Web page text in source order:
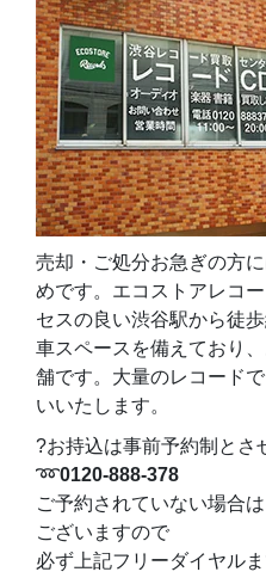
売却・ご処分お急ぎの方
めです。エコストアレコ
セスの良い渋谷駅から徒
車スペースを備えており
舗です。大量のレコード
いいたします。
?お持込は事前予約制とさ
➿0120-888-378
ご予約されていない場合
ございますので
必ず上記フリーダイヤル